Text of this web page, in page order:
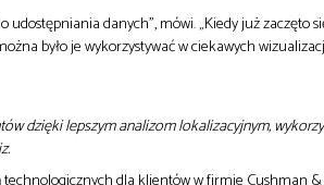
udostępniania danych”, mówi. „Kiedy już zaczęto
było je wykorzystywać w ciekawych
dzięki lepszym analizom lokalizacyjnym,